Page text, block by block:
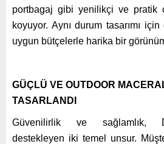
portbagaj gibi yenilikçi ve pratik
koyuyor. Aynı durum tasarımı
uygun bütçelerle harika bir
GÜÇLÜ VE OUTDOOR
TASARLANDI
Güvenilirlik ve sağlamlık,
destekleyen iki temel unsur.